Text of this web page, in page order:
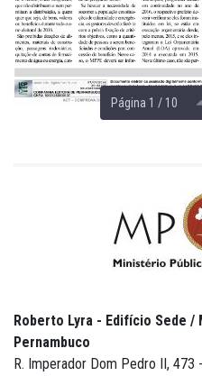
Página 1 / 10
Roberto Lyra - Edifício Sede
Pernambuco
R. Imperador Dom Pedro II, 473